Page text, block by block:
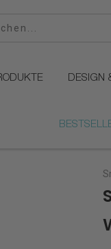
DESIGN